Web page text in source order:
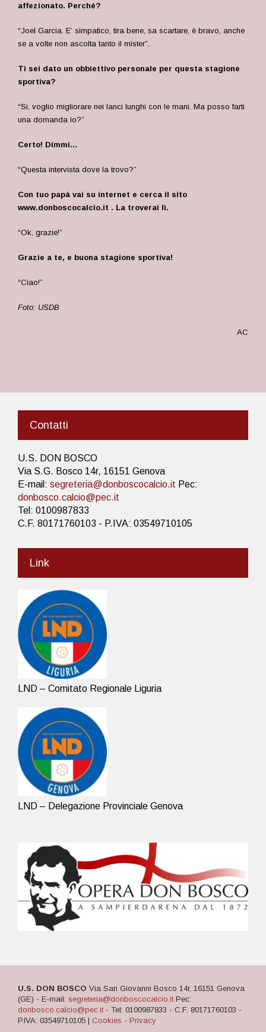
affezionato. Perché?
“Joel Garcia. E’ simpatico, tira bene, sa scartare, è bravo, anche
se a volte non ascolta tanto il mister”.
Ti sei dato un obbiettivo personale per questa stagione
sportiva?
“Si, voglio migliorare nei lanci lunghi con le mani. Ma posso farti
una domanda io?”
Certo! Dimmi…
“Questa intervista dove la trovo?”
Con tuo papà vai su internet e cerca il sito
www.donboscocalcio.it . La troverai lì.
“Ok, grazie!”
Grazie a te, e buona stagione sportiva!
“Ciao!”
Foto: USDB
AC
Contatti
U.S. DON BOSCO
Via S.G. Bosco 14r, 16151 Genova
E-mail: segreteria@donboscocalcio.it Pec:
donbosco.calcio@pec.it
Tel: 0100987833
C.F. 80171760103 - P.IVA: 03549710105
Link
LND – Comitato Regionale Liguria
LND – Delegazione Provinciale Genova
U.S. DON BOSCO Via San Giovanni Bosco 14r, 16151 Genova
(GE) - E-mail: segreteria@donboscocalcio.itPec:
donbosco.calcio@pec.it- Tel: 0100987833 - C.F. 80171760103 -
P.IVA: 03549710105 | Cookies - Privacy